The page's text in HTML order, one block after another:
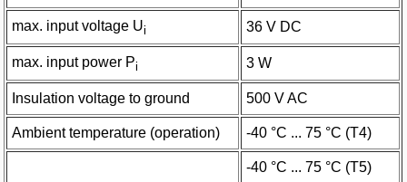
max. input voltage Ui 36 V DC
max. input power Pi 3 W
Insulation voltage to ground 500 V AC
Ambient temperature (operation) -40 °C ... 75 °C (T4)
-40 °C ... 75 °C (T5)